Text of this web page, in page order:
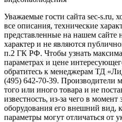
Уважаемые гости сайта sec-s.ru,
все описания, технические
представленные на нашем
характер и не являются
п.2 ГК РФ. Чтобы узнать
параметрах и цене
обратитесь к менеджерам ТД
(495) 642-70-39. Производители
того или иного товара и не
известность, из-за чего в момент
оборудования его внешний вид,
параметры могут отличаться от